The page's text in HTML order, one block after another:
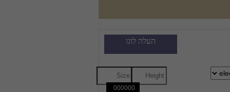
העלה לוגו